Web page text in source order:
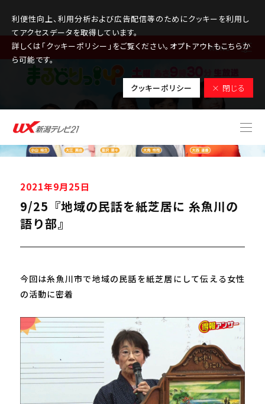
利便性向上、利用分析および広告配信等のためにクッキーを利用し
てアクセスデータを取得しています。
詳しくは「クッキーポリシー」をご覧ください。オプトアウトもこちらか
ら可能です。
クッキーポリシー × 閉じる
MENU
2021年9月25日
9/25『地域の民話を紙芝居に 糸魚川の
語り部』
今回は糸魚川市で地域の民話を紙芝居にして伝える女性
の活動に密着